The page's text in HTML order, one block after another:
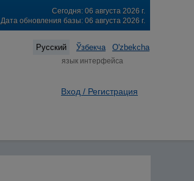
Сегодня: 06 августа 2026 г.
Дата обновления базы: 06 августа 2026 г.
Русский Ўзбекча O'zbekcha
язык интерфейса
Вход / Регистрация